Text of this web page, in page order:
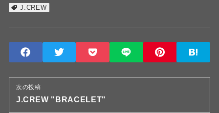
J.CREW
次の投稿
J.CREW "BRACELET"